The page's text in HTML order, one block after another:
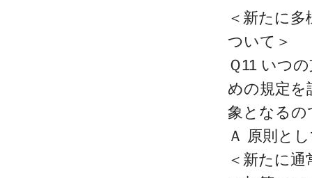
＜新たに
ついて＞
Ｑ11 いつ
めの規定を
象となる
Ａ 原則と
＜新たに